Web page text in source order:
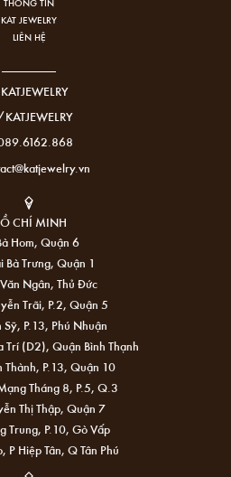
KAT JEWELRY
LIÊN HỆ
KATJEWELRY
CHÍ MINH
Hom, Quận 6
Bà Trưng, Quận 1
Ngân, Thủ Đức
Trãi, P.2, Quận 5
P.13, Phú Nhuận
Trí (D2), Quận Bình Thạnh
Thành, P.13, Quận 10
Tháng 8, P.5, Q.3
Thị Thập, Quận 7
Trung, P.10, Gò Vấp
P Hiệp Tân, Q Tân Phú